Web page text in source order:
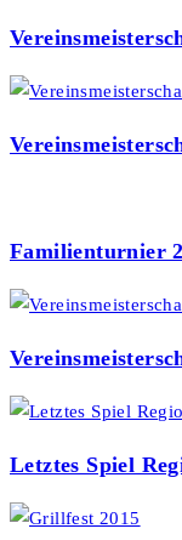
Familienturnier
Letztes Spiel